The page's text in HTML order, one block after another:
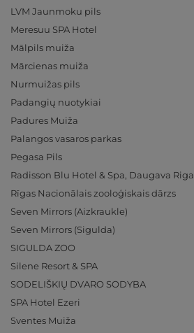
LVM Jaunmoku pils
Meresuu SPA Hotel
Mālpils muiža
Mārcienas muiža
Nurmuižas pils
Padangių nuotykiai
Padures Muiža
Palangos vasaros parkas
Pegasa Pils
Radisson Blu Hotel & Spa, Daugava Riga
Rīgas Nacionālais zooloģiskais dārzs
Seven Mirrors (Aizkraukle)
Seven Mirrors (Sigulda)
SIGULDA ZOO
Silene Resort & SPA
SODELIŠKIŲ DVARO SODYBA
SPA Hotel Ezeri
Sventes Muiža